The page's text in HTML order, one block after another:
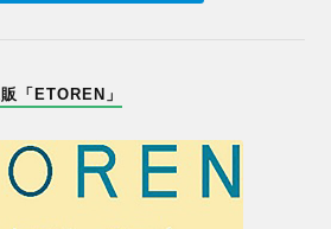
「ETOREN」